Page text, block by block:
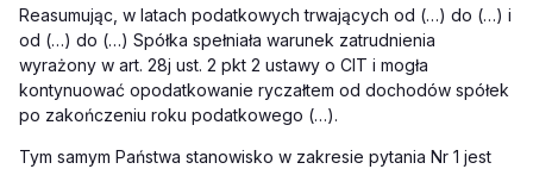
Reasumując, w latach podatkowych trwających od (…) do (…) i
od (…) do (…) Spółka spełniała warunek zatrudnienia
wyrażony w art. 28j ust. 2 pkt 2 ustawy o CIT i mogła
kontynuować opodatkowanie ryczałtem od dochodów spółek
po zakończeniu roku podatkowego (…).
Tym samym Państwa stanowisko w zakresie pytania Nr 1 jest